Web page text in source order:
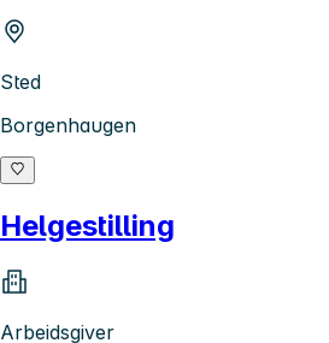
Sted
Borgenhaugen
Helgestilling
Arbeidsgiver